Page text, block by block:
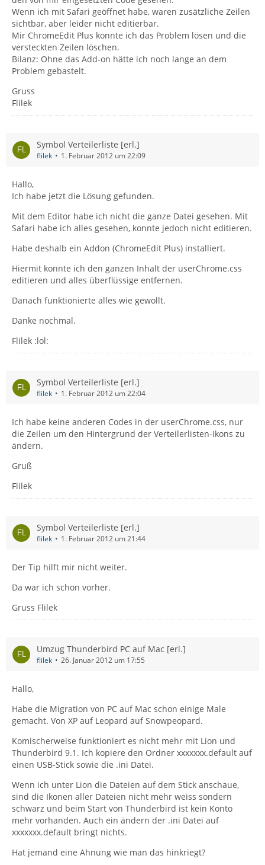
Wenn ich mit Safari geöffnet habe, waren zusätzliche Zeilen
sichtbar, aber leider nicht editierbar.
Mir ChromeEdit Plus konnte ich das Problem lösen und die
versteckten Zeilen löschen.
Bilanz: Ohne das Add-on hätte ich noch lange an dem
Problem gebastelt.
Gruss
Flilek
Symbol Verteilerliste [erl.]
flilek 1. Februar 2012 um 22:09
Hallo,
Ich habe jetzt die Lösung gefunden.
Mit dem Editor habe ich nicht die ganze Datei gesehen. Mit
Safari habe ich alles gesehen, konnte jedoch nicht editieren.
Habe deshalb ein Addon (ChromeEdit Plus) installiert.
Hiermit konnte ich den ganzen Inhalt der userChrome.css
editieren und alles überflüssige entfernen.
Danach funktionierte alles wie gewollt.
Danke nochmal.
Flilek :lol:
Symbol Verteilerliste [erl.]
flilek 1. Februar 2012 um 22:04
Ich habe keine anderen Codes in der userChrome.css, nur
die Zeilen um den Hintergrund der Verteilerlisten-Ikons zu
ändern.
Gruß
Flilek
Symbol Verteilerliste [erl.]
flilek 1. Februar 2012 um 21:44
Der Tip hilft mir nicht weiter.
Da war ich schon vorher.
Gruss Flilek
Umzug Thunderbird PC auf Mac [erl.]
flilek 26. Januar 2012 um 17:55
Hallo,
Habe die Migration von PC auf Mac schon einige Male
gemacht. Von XP auf Leopard auf Snowpeopard.
Komischerweise funktioniert es nicht mehr mit Lion und
Thunderbird 9.1. Ich kopiere den Ordner xxxxxxx.default auf
einen USB-Stick sowie die .ini Datei.
Wenn ich unter Lion die Dateien auf dem Stick anschaue,
sind die Ikonen aller Dateien nicht mehr weiss sondern
schwarz und beim Start von Thunderbird ist kein Konto
mehr vorhanden. Auch ein ändern der .ini Datei auf
xxxxxxx.default bringt nichts.
Hat jemand eine Ahnung wie man das hinkriegt?